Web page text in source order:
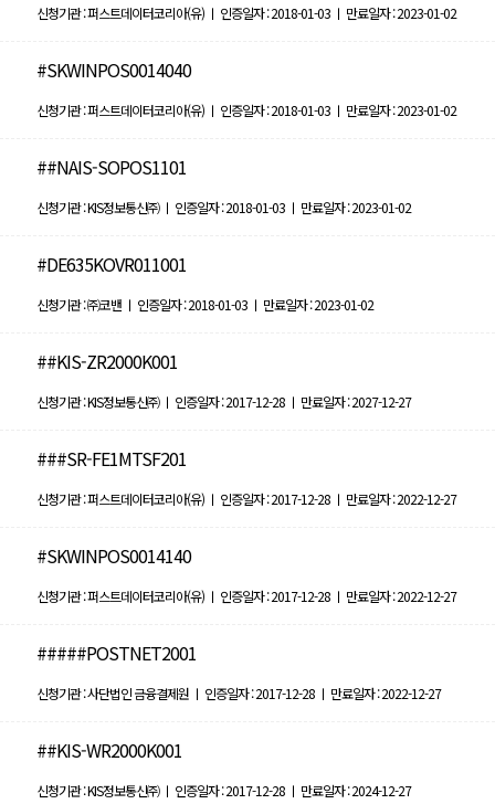
신청기관 : 퍼스트데이터코리아(유) ㅣ 인증일자 : 2018-01-03 ㅣ 만료일자 : 2023-01-02
#SKWINPOS0014040
신청기관 : 퍼스트데이터코리아(유) ㅣ 인증일자 : 2018-01-03 ㅣ 만료일자 : 2023-01-02
##NAIS-SOPOS1101
신청기관 : KIS정보통신㈜ ㅣ 인증일자 : 2018-01-03 ㅣ 만료일자 : 2023-01-02
#DE635KOVR011001
신청기관 : ㈜코밴 ㅣ 인증일자 : 2018-01-03 ㅣ 만료일자 : 2023-01-02
##KIS-ZR2000K001
신청기관 : KIS정보통신㈜ ㅣ 인증일자 : 2017-12-28 ㅣ 만료일자 : 2027-12-27
###SR-FE1MTSF201
신청기관 : 퍼스트데이터코리아(유) ㅣ 인증일자 : 2017-12-28 ㅣ 만료일자 : 2022-12-27
#SKWINPOS0014140
신청기관 : 퍼스트데이터코리아(유) ㅣ 인증일자 : 2017-12-28 ㅣ 만료일자 : 2022-12-27
#####POSTNET2001
신청기관 : 사단법인 금융결제원 ㅣ 인증일자 : 2017-12-28 ㅣ 만료일자 : 2022-12-27
##KIS-WR2000K001
신청기관 : KIS정보통신㈜ ㅣ 인증일자 : 2017-12-28 ㅣ 만료일자 : 2024-12-27